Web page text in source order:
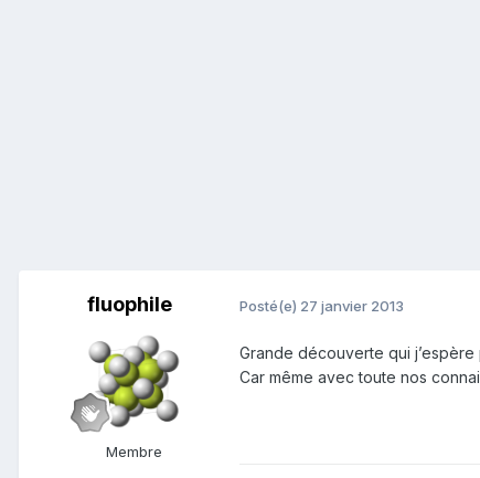
fluophile
Membre
Posté(e) 27 janvier 2013
Grande découverte qui
Car même avec toute nos